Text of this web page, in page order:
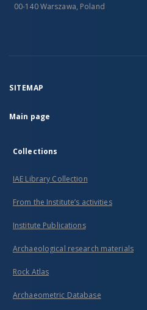
00-140 Warszawa, Poland
SITEMAP
Main page
Collections
IAE Library Collection
From the Institute’s activities
Institute Publications
Archaeological research materials
Rock Atlas
Archaeometric Database